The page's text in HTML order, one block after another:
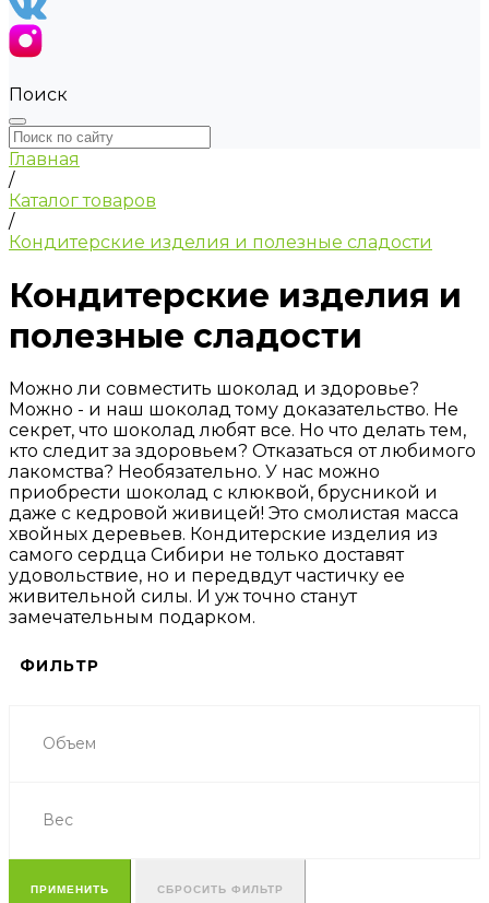
Поиск
Главная
/
Каталог товаров
/
Кондитерские изделия и полезные сладости
Кондитерские изделия и
полезные сладости
Можно ли совместить шоколад и здоровье?
Можно - и наш шоколад тому доказательство. Не
секрет, что шоколад любят все. Но что делать тем,
кто следит за здоровьем? Отказаться от любимого
лакомства? Необязательно. У нас можно
приобрести шоколад с клюквой, брусникой и
даже с кедровой живицей! Это смолистая масса
хвойных деревьев. Кондитерские изделия из
самого сердца Сибири не только доставят
удовольствие, но и передвдут частичку ее
живительной силы. И уж точно станут
замечательным подарком.
ФИЛЬТР
Объем
Вес
ПРИМЕНИТЬ СБРОСИТЬ ФИЛЬТР